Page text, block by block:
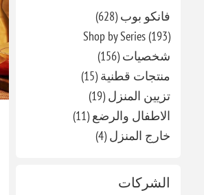
فانكو بوب (628)
Shop by Series (193)
شخصيات (156)
منتجات قطنية (15)
تزيين المنزل (19)
الاطفال والرضع (11)
خارج المنزل (4)
الشركات